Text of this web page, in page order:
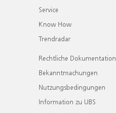
Service
Know How
Trendradar
Rechtliche Dokumentation
Bekanntmachungen
Nutzungsbedingungen
Information zu UBS